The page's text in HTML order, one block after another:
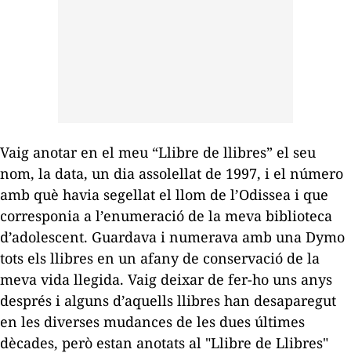
Vaig anotar en el meu “Llibre de llibres” el seu
nom, la data, un dia assolellat de 1997, i el número
amb què havia segellat el llom de l’Odissea i que
corresponia a l’enumeració de la meva biblioteca
d’adolescent. Guardava i numerava amb una Dymo
tots els llibres en un afany de conservació de la
meva vida llegida. Vaig deixar de fer-ho uns anys
després i alguns d’aquells llibres han desaparegut
en les diverses mudances de les dues últimes
dècades, però estan anotats al "Llibre de Llibres"